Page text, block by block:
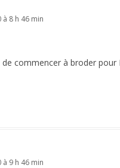
8 h 46 min
de commencer à broder
9 h 46 min